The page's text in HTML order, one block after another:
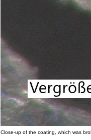
Close-up of the coating, which was